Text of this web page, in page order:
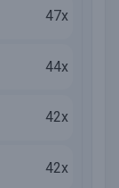
47x
44x
42x
42x